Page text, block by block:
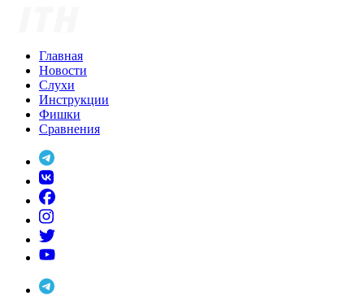
Главная
Новости
Слухи
Инструкции
Фишки
Сравнения